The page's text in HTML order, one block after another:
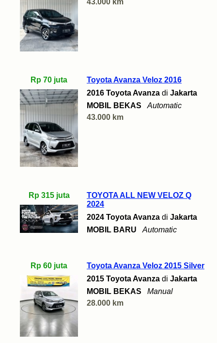
43.000 km
Rp 70 juta
Toyota Avanza Veloz 2016
2016 Toyota Avanza di Jakarta
MOBIL BEKAS
Automatic
43.000 km
Rp 315 juta
TOYOTA ALL NEW VELOZ Q
2024
2024 Toyota Avanza di Jakarta
MOBIL BARU
Automatic
Rp 60 juta
Toyota Avanza Veloz 2015 Silver
2015 Toyota Avanza di Jakarta
MOBIL BEKAS
Manual
28.000 km